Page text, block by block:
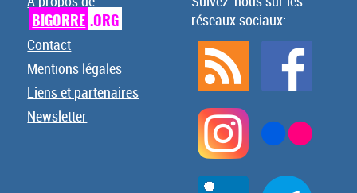
BIGORRE .ORG
Contact
Mentions légales
Liens et partenaires
Newsletter
réseaux sociaux: